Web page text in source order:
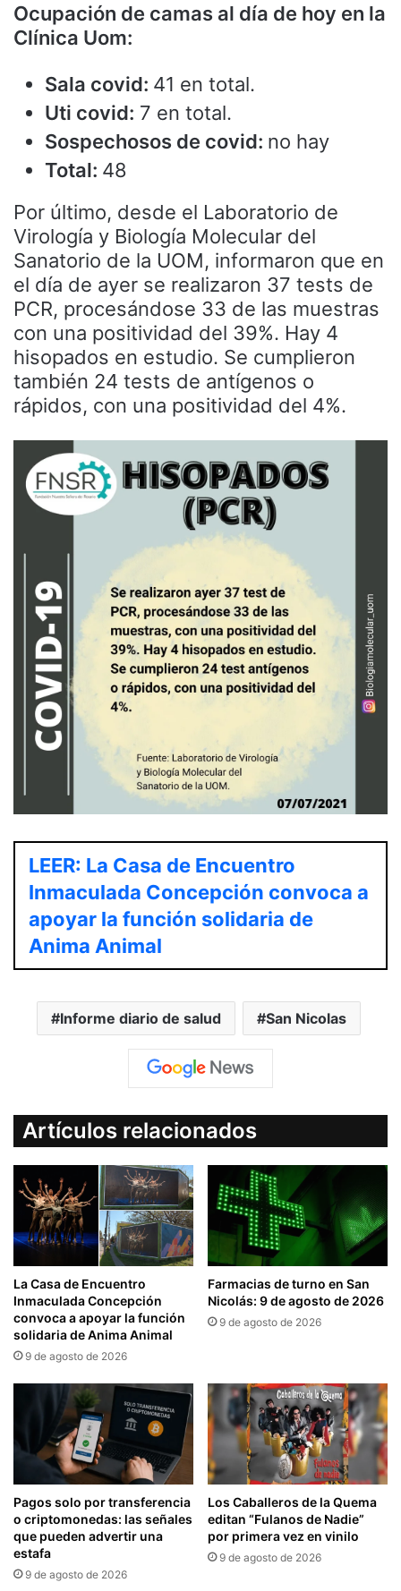
Ocupación de camas al día de hoy en la
Clínica Uom:
Sala covid: 41 en total.
Uti covid: 7 en total.
Sospechosos de covid: no hay
Total: 48
Por último, desde el Laboratorio de
Virología y Biología Molecular del
Sanatorio de la UOM, informaron que en
el día de ayer se realizaron 37 tests de
PCR, procesándose 33 de las muestras
con una positividad del 39%. Hay 4
hisopados en estudio. Se cumplieron
también 24 tests de antígenos o
rápidos, con una positividad del 4%.
LEER: La Casa de Encuentro
Inmaculada Concepción convoca a
apoyar la función solidaria de
Anima Animal
Informe diario de salud San Nicolas
Artículos relacionados
La Casa de Encuentro
Inmaculada Concepción
convoca a apoyar la función
solidaria de Anima Animal
9 de agosto de 2026
Farmacias de turno en San
Nicolás: 9 de agosto de 2026
9 de agosto de 2026
Pagos solo por transferencia
o criptomonedas: las señales
que pueden advertir una
estafa
9 de agosto de 2026
Los Caballeros de la Quema
editan “Fulanos de Nadie”
por primera vez en vinilo
9 de agosto de 2026